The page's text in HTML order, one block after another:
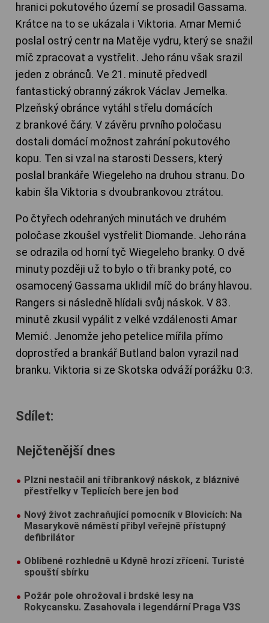
hranici pokutového území se prosadil Gassama.
Krátce na to se ukázala i Viktoria. Amar Memić
poslal ostrý centr na Matěje vydru, který se snažil
míč zpracovat a vystřelit. Jeho ránu však srazil
jeden z obránců. Ve 21. minutě předvedl
fantastický obranný zákrok Václav Jemelka.
Plzeňský obránce vytáhl střelu domácích
z brankové čáry. V závěru prvního poločasu
dostali domácí možnost zahrání pokutového
kopu. Ten si vzal na starosti Dessers, který
poslal brankáře Wiegeleho na druhou stranu. Do
kabin šla Viktoria s dvoubrankovou ztrátou.
Po čtyřech odehraných minutách ve druhém
poločase zkoušel vystřelit Diomande. Jeho rána
se odrazila od horní tyč Wiegeleho branky. O dvě
minuty později už to bylo o tři branky poté, co
osamocený Gassama uklidil míč do brány hlavou.
Rangers si následně hlídali svůj náskok. V 83.
minutě zkusil vypálit z velké vzdálenosti Amar
Memić. Jenomže jeho petelice mířila přímo
doprostřed a brankář Butland balon vyrazil nad
branku. Viktoria si ze Skotska odváží porážku 0:3.
Sdílet:
Nejčtenější dnes
Plzni nestačil ani tříbrankový náskok, z bláznivé
přestřelky v Teplicích bere jen bod
Nový život zachraňující pomocník v Blovicích: Na
Masarykově náměstí přibyl veřejně přístupný
defibrilátor
Oblíbené rozhledně u Kdyně hrozí zřícení. Turisté
spouští sbírku
Požár pole ohrožoval i brdské lesy na
Rokycansku. Zasahovala i legendární Praga V3S